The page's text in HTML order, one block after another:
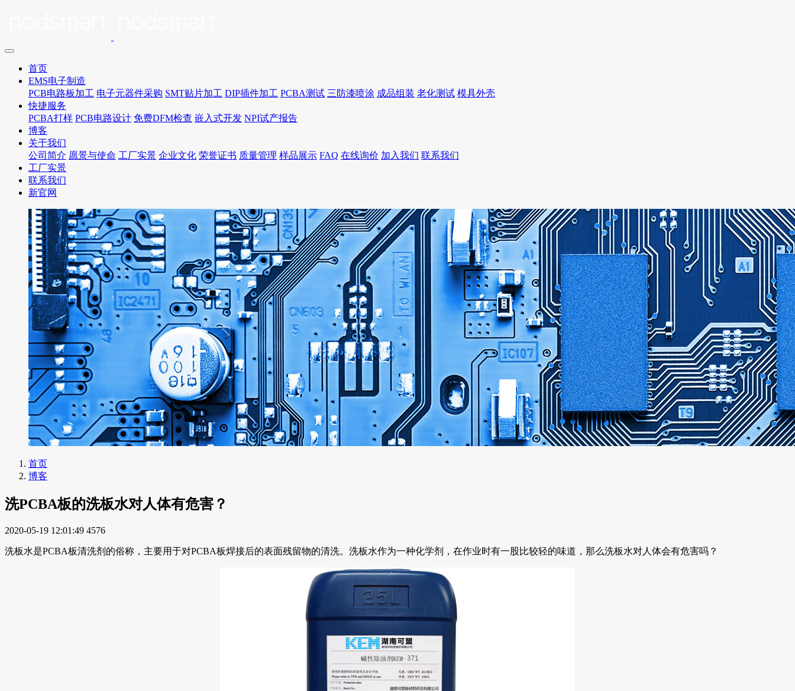
首页
EMS电子制造
PCB电路板加工 电子元器件采购 SMT贴片加工 DIP插件加工 PCBA测试 三防漆喷涂 成品组装 老化测试 模具外壳
快捷服务
PCBA打样 PCB电路设计 免费DFM检查 嵌入式开发 NPI试产报告
博客
关于我们
公司简介 愿景与使命 工厂实景 企业文化 荣誉证书 质量管理 样品展示 FAQ 在线询价 加入我们 联系我们
工厂实景
联系我们
新官网
首页
博客
洗PCBA板的洗板水对人体有危害？
2020-05-19 12:01:49 4576
洗板水是PCBA板清洗剂的俗称，主要用于对PCBA板焊接后的表面残留物的清洗。洗板水作为一种化学剂，在作业时有一股比较轻的味道，那么洗板水对人体会有危害吗？